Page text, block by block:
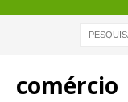
comércio